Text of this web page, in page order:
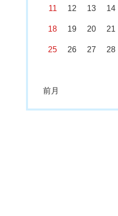
11 12 13 14
18 19 20 21
25 26 27 28
前月